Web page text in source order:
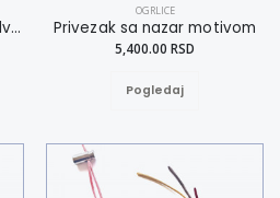
Mali privezak u obliku medveda
OGRLICE
Privezak sa nazar motivom
5,400.00 RSD
Pogledaj